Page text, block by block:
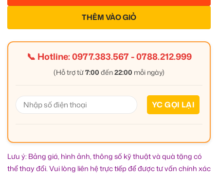
THÊM VÀO GIỎ
📞 Hotline:0977.383.567-0788.212.999
(Hỗ trợ từ7:00 đến22:00 mỗi ngày)
Lưu ý: Bảng giá, hình ảnh, thông số kỹ thuật và quà tặng có
thể thay đổi. Vui lòng liên hệ trực tiếp để được tư vấn chính xác